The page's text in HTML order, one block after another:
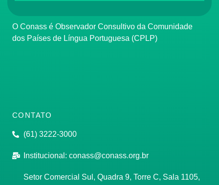
O Conass é Observador Consultivo da Comunidade
dos Países de Língua Portuguesa (CPLP)
CONTATO
(61) 3222-3000
Institucional: conass@conass.org.br
Setor Comercial Sul, Quadra 9, Torre C, Sala 1105,